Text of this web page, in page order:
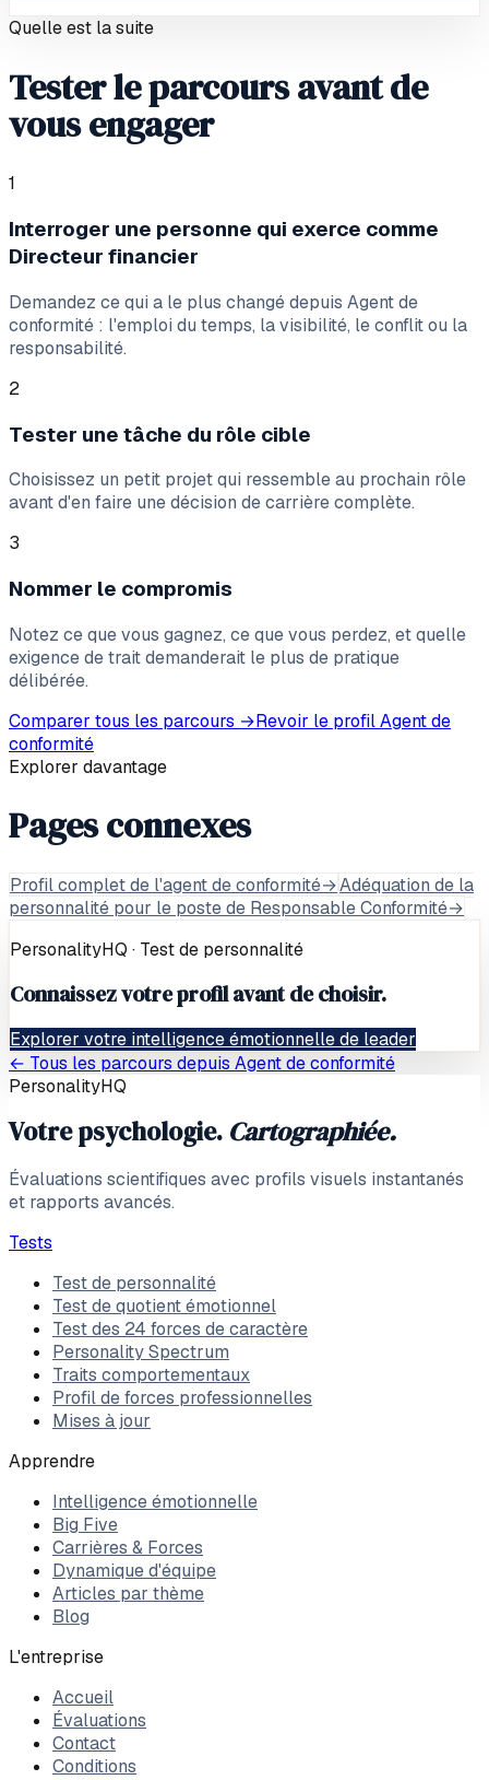
Quelle est la suite
Tester le parcours avant de
vous engager
1
Interroger une personne qui exerce comme
Directeur financier
Demandez ce qui a le plus changé depuis Agent de
conformité : l'emploi du temps, la visibilité, le conflit ou la
responsabilité.
2
Tester une tâche du rôle cible
Choisissez un petit projet qui ressemble au prochain rôle
avant d'en faire une décision de carrière complète.
3
Nommer le compromis
Notez ce que vous gagnez, ce que vous perdez, et quelle
exigence de trait demanderait le plus de pratique
délibérée.
Comparer tous les parcours →Revoir le profilAgent de
conformité
Explorer davantage
Pages connexes
Profil complet de l'agent de conformité→Adéquation de la
personnalité pour le poste de Responsable Conformité→
PersonalityHQ · Test de personnalité
Connaissez votre profil avant de choisir.
Explorer votre intelligence émotionnelle de leader
← Tous les parcours depuis Agent de conformité
PersonalityHQ
Votre psychologie. Cartographiée.
Évaluations scientifiques avec profils visuels instantanés
et rapports avancés.
Tests
Test de personnalité
Test de quotient émotionnel
Test des 24 forces de caractère
Personality Spectrum
Traits comportementaux
Profil de forces professionnelles
Mises à jour
Apprendre
Intelligence émotionnelle
Big Five
Carrières & Forces
Dynamique d'équipe
Articles par thème
Blog
L'entreprise
Accueil
Évaluations
Contact
Conditions